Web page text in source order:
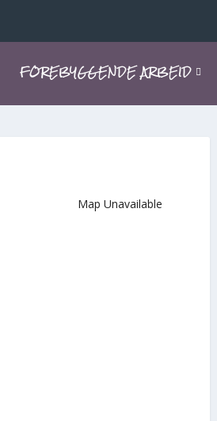
FOREBYGGENDE ARBEID
Map Unavailable